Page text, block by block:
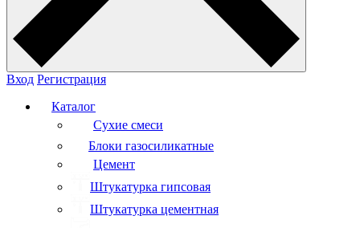
Вход Регистрация
Каталог
Сухие смеси
Блоки газосиликатные
Цемент
Штукатурка гипсовая
Штукатурка цементная